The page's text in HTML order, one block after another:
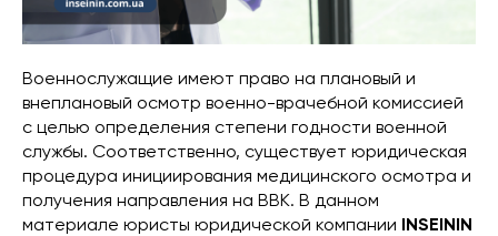
Военнослужащие имеют право на плановый и
внеплановый осмотр военно-врачебной комиссией
с целью определения степени годности военной
службы. Соответственно, существует юридическая
процедура инициирования медицинского осмотра и
получения направления на ВВК. В данном
материале юристы юридической компании INSEININ